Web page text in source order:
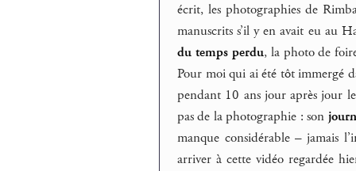
écrit, les photographies de
manuscrits s’il y en avait eu au
du temps perdu, la photo de
Pour moi qui ai été tôt immergé
pendant 10 ans jour après jour
pas de la photographie : son
manque considérable – jamais
arriver à cette vidéo regardée